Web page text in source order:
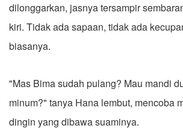
dilonggarkan, jasnya tersampir
kiri. Tidak ada sapaan, tidak ada
biasanya.
"Mas Bima sudah pulang? Mau mandi
minum?" tanya Hana lembut, mencoba
dingin yang dibawa suaminya.